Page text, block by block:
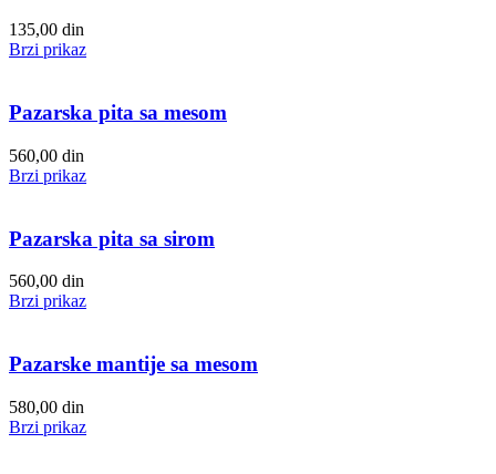
135,00 din
Brzi prikaz
Pazarska pita sa mesom
560,00 din
Brzi prikaz
Pazarska pita sa sirom
560,00 din
Brzi prikaz
Pazarske mantije sa mesom
580,00 din
Brzi prikaz